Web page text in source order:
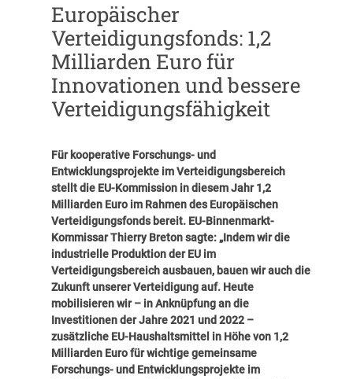
Europäischer
Verteidigungsfonds: 1,2
Milliarden Euro für
Innovationen und bessere
Verteidigungsfähigkeit
Für kooperative Forschungs- und
Entwicklungsprojekte im Verteidigungsbereich
stellt die EU-Kommission in diesem Jahr 1,2
Milliarden Euro im Rahmen des Europäischen
Verteidigungsfonds bereit. EU-Binnenmarkt-
Kommissar Thierry Breton sagte: „Indem wir die
industrielle Produktion der EU im
Verteidigungsbereich ausbauen, bauen wir auch die
Zukunft unserer Verteidigung auf. Heute
mobilisieren wir – in Anknüpfung an die
Investitionen der Jahre 2021 und 2022 –
zusätzliche EU-Haushaltsmittel in Höhe von 1,2
Milliarden Euro für wichtige gemeinsame
Forschungs- und Entwicklungsprojekte im